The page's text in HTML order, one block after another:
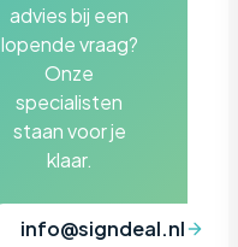
advies bij een
lopende vraag?
Onze
specialisten
staan voor je
klaar.
info@signdeal.nl